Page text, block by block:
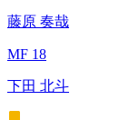
藤原 奏哉
MF 18
下田 北斗